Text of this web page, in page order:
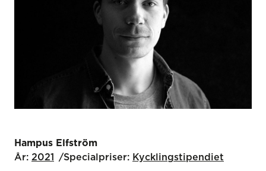
Hampus Elfström
År: 2021 Specialpriser: Kyckling­stipendiet